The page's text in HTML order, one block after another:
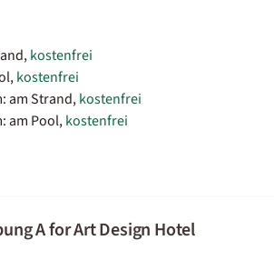
kostenfrei
kostenfrei
am Strand,kostenfrei
am Pool,kostenfrei
A for Art Design Hotel